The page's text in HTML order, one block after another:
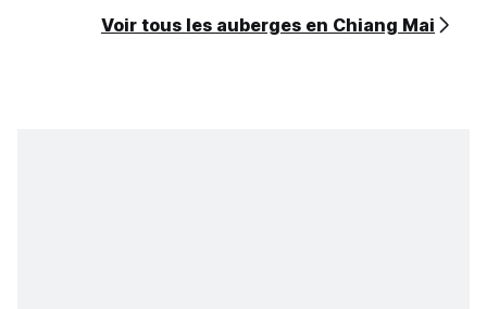
Voir tous les auberges en Chiang Mai